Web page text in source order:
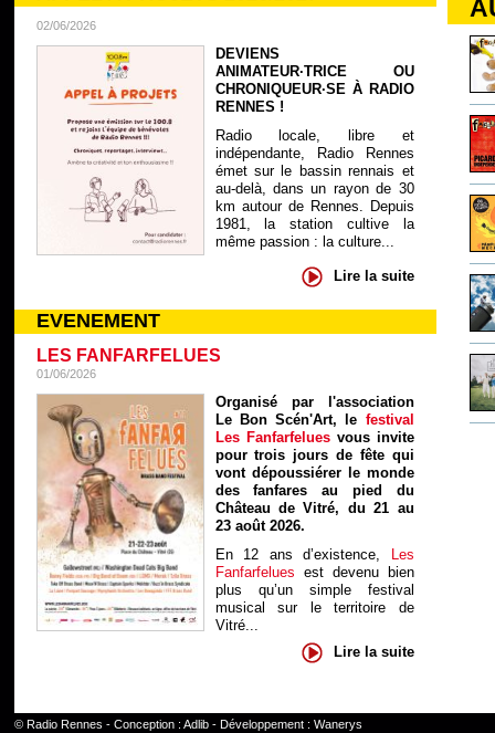
02/06/2026
DEVIENS
ANIMATEUR·TRICE OU
CHRONIQUEUR·SE À RADIO
RENNES !
Radio locale, libre et
indépendante, Radio Rennes
émet sur le bassin rennais et
au-delà, dans un rayon de 30
km autour de Rennes. Depuis
1981, la station cultive la
même passion : la culture...
Lire la suite
EVENEMENT
LES FANFARFELUES
01/06/2026
Organisé par l'association
Le Bon Scén'Art, le festival
Les Fanfarfelues vous invite
pour trois jours de fête qui
vont dépoussiérer le monde
des fanfares au pied du
Château de Vitré, du 21 au
23 août 2026.
En 12 ans d’existence, Les
Fanfarfelues est devenu bien
plus qu’un simple festival
musical sur le territoire de
Vitré...
Lire la suite
© Radio Rennes - Conception : Adlib- Développement : Wanerys